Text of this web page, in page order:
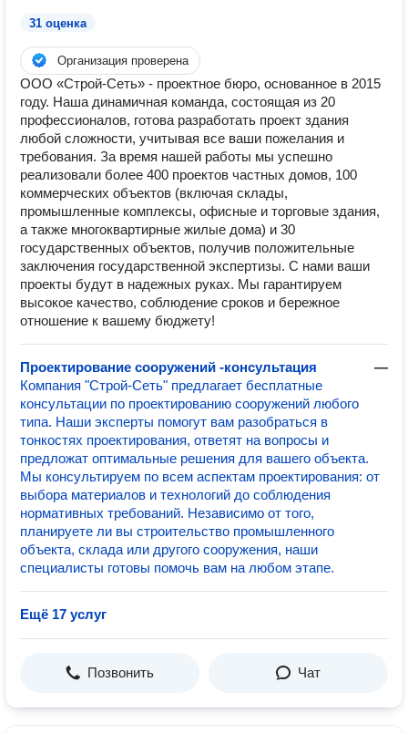
31 оценка
Организация проверена
ООО «Строй-Сеть» - проектное бюро, основанное в 2015
году. Наша динамичная команда, состоящая из 20
профессионалов, готова разработать проект здания
любой сложности, учитывая все ваши пожелания и
требования. За время нашей работы мы успешно
реализовали более 400 проектов частных домов, 100
коммерческих объектов (включая склады,
промышленные комплексы, офисные и торговые здания,
а также многоквартирные жилые дома) и 30
государственных объектов, получив положительные
заключения государственной экспертизы. С нами ваши
проекты будут в надежных руках. Мы гарантируем
высокое качество, соблюдение сроков и бережное
отношение к вашему бюджету!
Проектирование сооружений -консультация
—
Компания "Строй-Сеть" предлагает бесплатные
консультации по проектированию сооружений любого
типа. Наши эксперты помогут вам разобраться в
тонкостях проектирования, ответят на вопросы и
предложат оптимальные решения для вашего объекта.
Мы консультируем по всем аспектам проектирования: от
выбора материалов и технологий до соблюдения
нормативных требований. Независимо от того,
планируете ли вы строительство промышленного
объекта, склада или другого сооружения, наши
специалисты готовы помочь вам на любом этапе.
Ещё 17 услуг
Позвонить Чат